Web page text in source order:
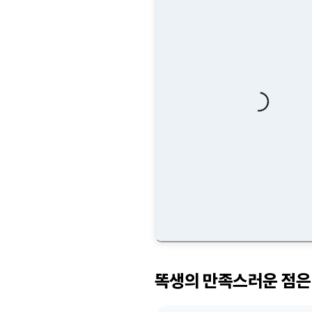
Loading...
똑생의 만족스러운 점